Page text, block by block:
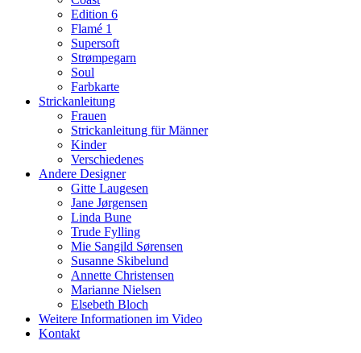
Edition 6
Flamé 1
Supersoft
Strømpegarn
Soul
Farbkarte
Strickanleitung
Frauen
Strickanleitung für Männer
Kinder
Verschiedenes
Andere Designer
Gitte Laugesen
Jane Jørgensen
Linda Bune
Trude Fylling
Mie Sangild Sørensen
Susanne Skibelund
Annette Christensen
Marianne Nielsen
Elsebeth Bloch
Weitere Informationen im Video
Kontakt